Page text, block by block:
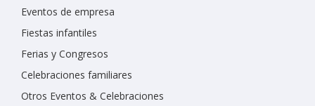
Eventos de empresa
Fiestas infantiles
Ferias y Congresos
Celebraciones familiares
Otros Eventos & Celebraciones